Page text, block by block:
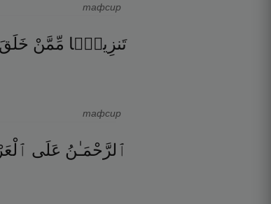
тафсир
تَنزِيلًۭا مِّمَّنْ خَلَقَ
тафсир
ٱلرَّحْمَـٰنُ عَلَى